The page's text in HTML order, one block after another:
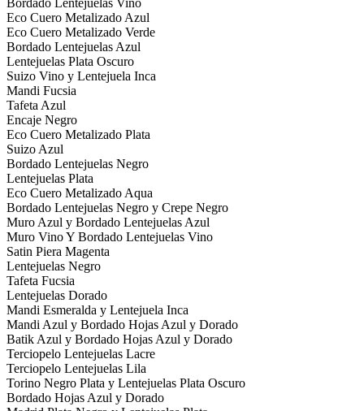
Eco Cuero Metalizado Azul
Eco Cuero Metalizado Verde
Bordado Lentejuelas Azul
Lentejuelas Plata Oscuro
Suizo Vino y Lentejuela Inca
Mandi Fucsia
Tafeta Azul
Encaje Negro
Eco Cuero Metalizado Plata
Suizo Azul
Bordado Lentejuelas Negro
Lentejuelas Plata
Eco Cuero Metalizado Aqua
Bordado Lentejuelas Negro y Crepe Negro
Muro Azul y Bordado Lentejuelas Azul
Muro Vino Y Bordado Lentejuelas Vino
Satin Piera Magenta
Lentejuelas Negro
Tafeta Fucsia
Lentejuelas Dorado
Mandi Esmeralda y Lentejuela Inca
Mandi Azul y Bordado Hojas Azul y Dorado
Batik Azul y Bordado Hojas Azul y Dorado
Terciopelo Lentejuelas Lacre
Terciopelo Lentejuelas Lila
Torino Negro Plata y Lentejuelas Plata Oscuro
Bordado Hojas Azul y Dorado